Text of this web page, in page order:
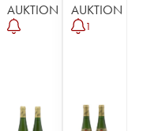
AUKTION AUKTION
1